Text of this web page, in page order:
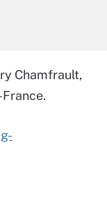
Chamfrault,